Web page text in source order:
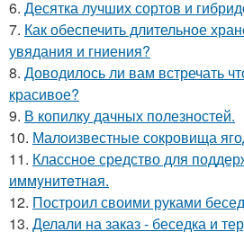
6. Десятка лучших сортов и
7. Как обеспечить длительное
увядания и гниения?
8. Доводилось ли вам встречать
красивое?
9. В копилку дачных полезностей.
10. Малоизвестные сокровища
11. Классное средство для
иммyнитeтнaя.
12. Построил своими руками
13. Делали на заказ - беседка и